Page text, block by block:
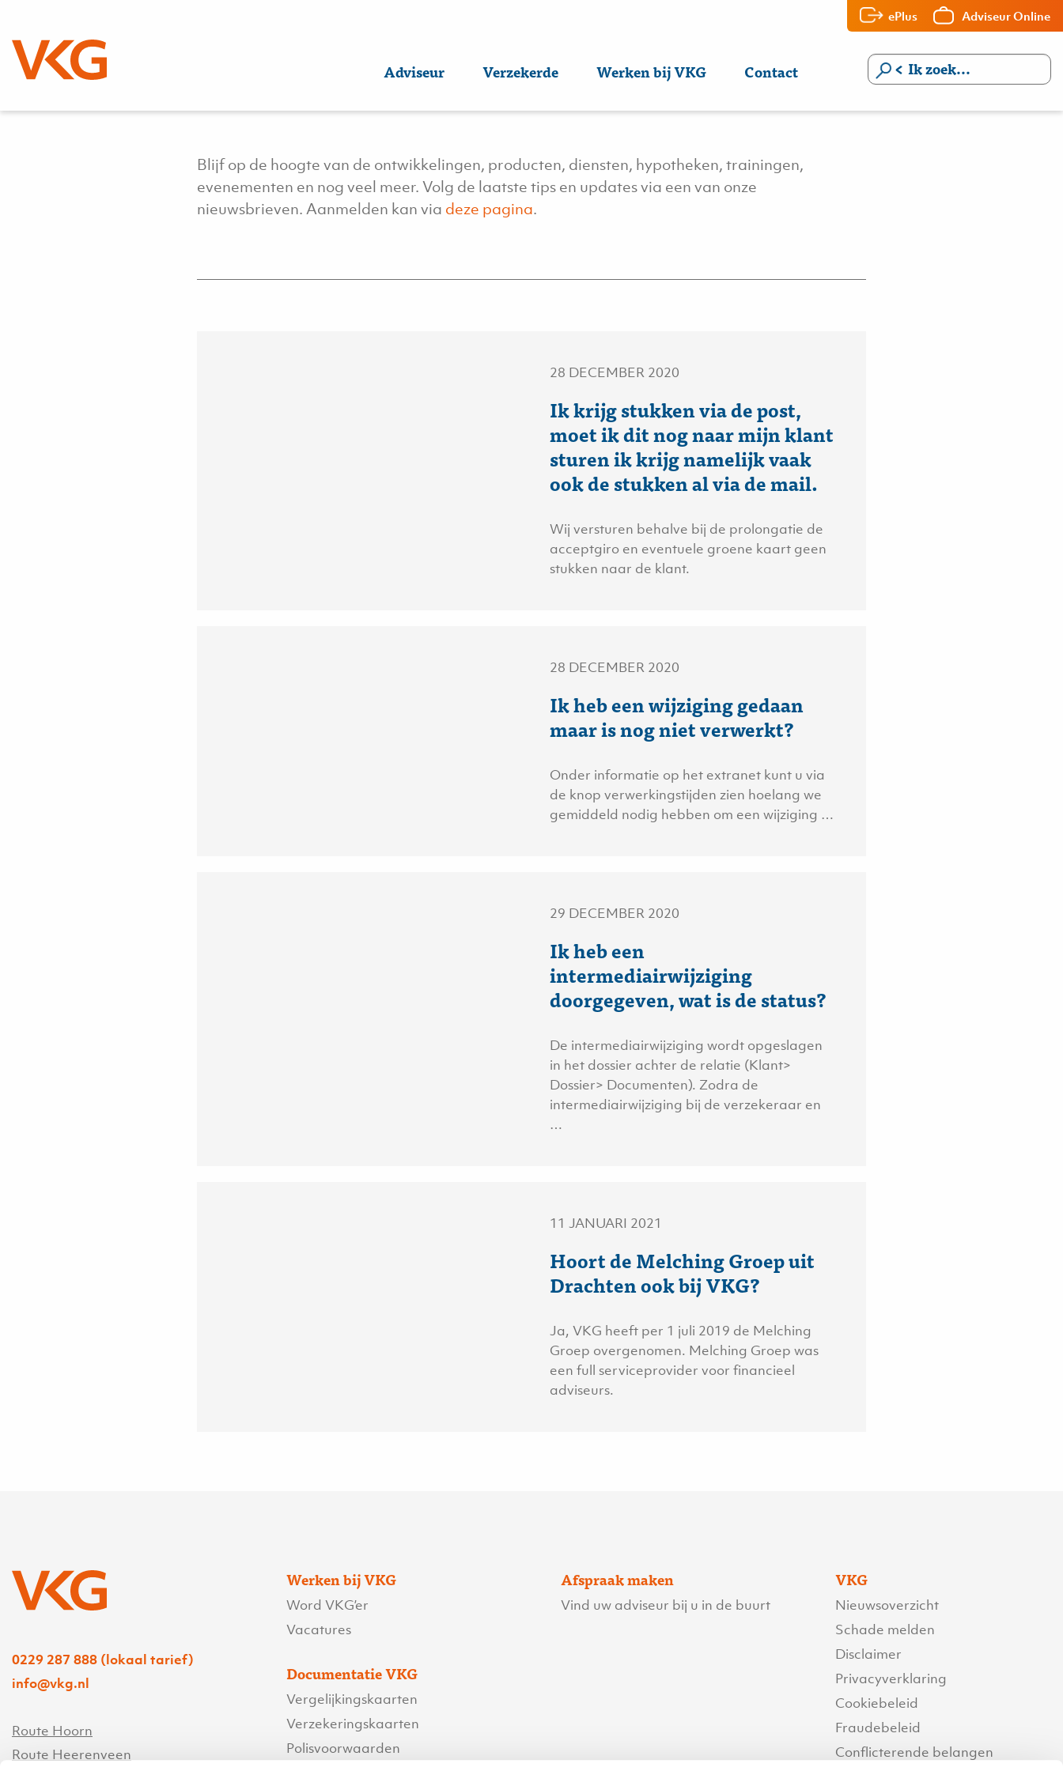
Adviseur Verzekerde Werken bij VKG Contact
ePlus Adviseur Online
VKG Nieuws
Blijf op de hoogte van de ontwikkelingen, producten, diensten, hypotheken, trainingen,
evenementen en nog veel meer. Volg de laatste tips en updates via een van onze
nieuwsbrieven. Aanmelden kan via deze pagina.
28 DECEMBER 2020
Ik krijg stukken via de post,
moet ik dit nog naar mijn klant
sturen ik krijg namelijk vaak
ook de stukken al via de mail.
Wij versturen behalve bij de prolongatie de
acceptgiro en eventuele groene kaart geen
stukken naar de klant.
28 DECEMBER 2020
Ik heb een wijziging gedaan
maar is nog niet verwerkt?
Onder informatie op het extranet kunt u via
de knop verwerkingstijden zien hoelang we
gemiddeld nodig hebben om een wijziging …
29 DECEMBER 2020
Ik heb een
intermediairwijziging
doorgegeven, wat is de status?
De intermediairwijziging wordt opgeslagen
in het dossier achter de relatie (Klant>
Dossier> Documenten). Zodra de
intermediairwijziging bij de verzekeraar en
…
11 JANUARI 2021
Hoort de Melching Groep uit
Drachten ook bij VKG?
Ja, VKG heeft per 1 juli 2019 de Melching
Groep overgenomen. Melching Groep was
een full serviceprovider voor financieel
adviseurs.
0229 287 888 (lokaal tarief)
info@vkg.nl
Route Hoorn
Route Heerenveen
Werken bij VKG
Word VKG’er
Vacatures
Documentatie VKG
Vergelijkingskaarten
Verzekeringskaarten
Polisvoorwaarden
Afspraak maken
Vind uw adviseur bij u in de buurt
VKG
Nieuwsoverzicht
Schade melden
Disclaimer
Privacyverklaring
Cookiebeleid
Fraudebeleid
Conflicterende belangen